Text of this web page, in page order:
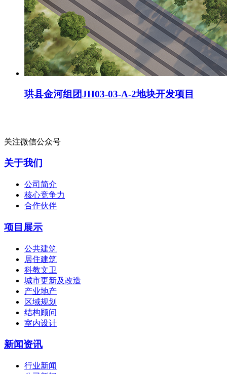
珙县金河组团JH03-03-A-2地块开发项目
关注微信公众号
关于我们
公司简介
核心竞争力
合作伙伴
项目展示
公共建筑
居住建筑
科教文卫
城市更新及改造
产业地产
区域规划
结构顾问
室内设计
新闻资讯
行业新闻